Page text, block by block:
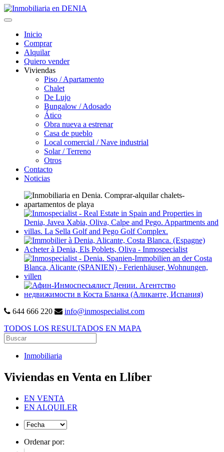
Inicio
Comprar
Alquilar
Quiero vender
Viviendas
Piso / Apartamento
Chalet
De Lujo
Bungalow / Adosado
Ático
Obra nueva a estrenar
Casa de pueblo
Local comercial / Nave industrial
Solar / Terreno
Otros
Contacto
Noticias
644 666 220
info@inmospecialist.com
TODOS LOS RESULTADOS EN MAPA
Inmobiliaria
Viviendas en Venta en Llíber
EN VENTA
EN ALQUILER
Ordenar por: